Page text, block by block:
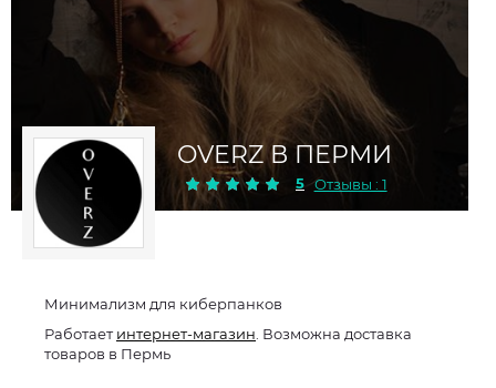
OVERZ В ПЕРМИ
5 Отзывы : 1
Минимализм для киберпанков
Работаетинтернет-магазин . Возможна доставка
товаров в Пермь